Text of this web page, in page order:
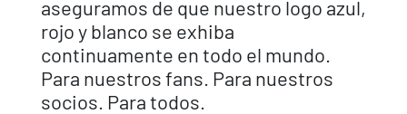
aseguramos de que nuestro logo azul,
rojo y blanco se exhiba
continuamente en todo el mundo.
Para nuestros fans. Para nuestros
socios. Para todos.